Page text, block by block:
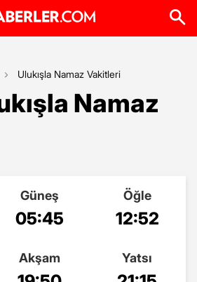
Ulukışla Namaz Vakitleri
Namaz
Güneş
05:45
Öğle
12:52
Akşam Yatsı